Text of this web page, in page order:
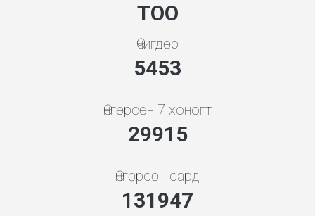
ТОО
Өчигдөр
5843
Өнгөрсөн 7 хоногт
32052
Өнгөрсөн сард
141372